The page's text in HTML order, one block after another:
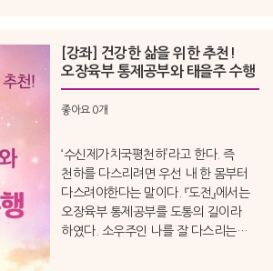
[강좌] 건강한 삶을 위한 추천!
오장육부 통제공부와 태을주 수행
좋아요 0개
‘수신제가치국평천하’라고 한다. 즉
천하를 다스리려면 우선 내 한 몸부터
다스려야한다는 말이다. 『도전』에서는
오장육부 통제공부를 도통의 길이라
하였다. 소우주인 나를 잘 다스리는